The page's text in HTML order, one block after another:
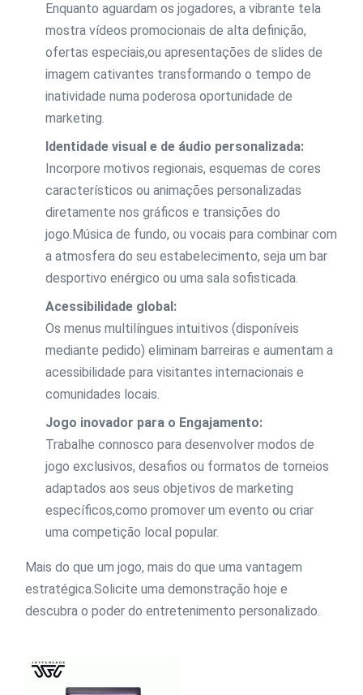
Enquanto aguardam os jogadores, a vibrante tela
mostra vídeos promocionais de alta definição,
ofertas especiais,ou apresentações de slides de
imagem cativantes transformando o tempo de
inatividade numa poderosa oportunidade de
marketing.
Identidade visual e de áudio personalizada:
Incorpore motivos regionais, esquemas de cores
característicos ou animações personalizadas
diretamente nos gráficos e transições do
jogo.Música de fundo, ou vocais para combinar com
a atmosfera do seu estabelecimento, seja um bar
desportivo enérgico ou uma sala sofisticada.
Acessibilidade global:
Os menus multilíngues intuitivos (disponíveis
mediante pedido) eliminam barreiras e aumentam a
acessibilidade para visitantes internacionais e
comunidades locais.
Jogo inovador para o Engajamento:
Trabalhe connosco para desenvolver modos de
jogo exclusivos, desafios ou formatos de torneios
adaptados aos seus objetivos de marketing
específicos,como promover um evento ou criar
uma competição local popular.
Mais do que um jogo, mais do que uma vantagem
estratégica.Solicite uma demonstração hoje e
descubra o poder do entretenimento personalizado.